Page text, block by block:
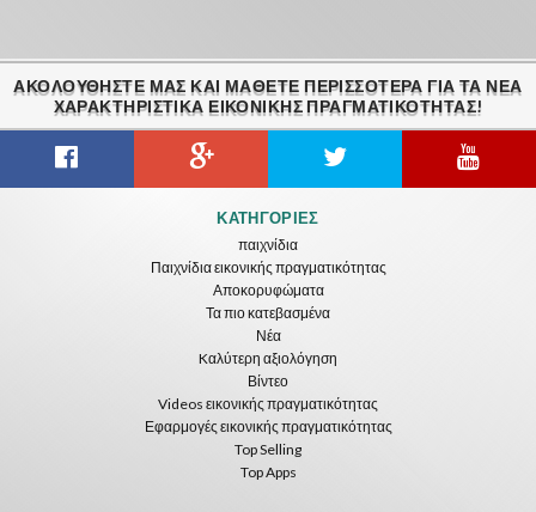
ΑΚΟΛΟΥΘΉΣΤΕ ΜΑΣ ΚΑΙ ΜΆΘΕΤΕ ΠΕΡΙΣΣΌΤΕΡΑ ΓΙΑ ΤΑ ΝΈΑ
ΧΑΡΑΚΤΗΡΙΣΤΙΚΆ ΕΙΚΟΝΙΚΗΣ ΠΡΑΓΜΑΤΙΚΟΤΗΤΑΣ!
ΚΑΤΗΓΟΡΊΕΣ
παιχνίδια
Παιχνίδια εικονικής πραγματικότητας
Αποκορυφώματα
Τα πιο κατεβασμένα
Νέα
Kαλύτερη αξιολόγηση
Βίντεο
Videos εικονικής πραγματικότητας
Εφαρμογές εικονικής πραγματικότητας
Top Selling
Top Apps